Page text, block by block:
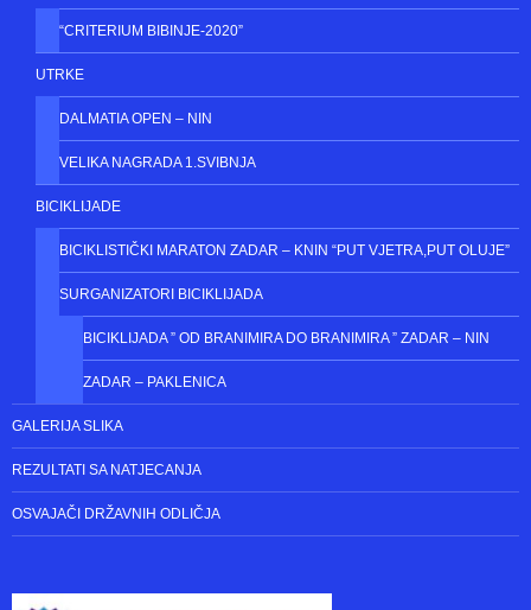
ŠKOLA BICIKLIZMA
ORGANIZIRAMO
SUORGANIZATORI UTRKA
“CRITERIUM BIBINJE-2020”
UTRKE
DALMATIA OPEN – NIN
VELIKA NAGRADA 1.SVIBNJA
BICIKLIJADE
BICIKLISTIČKI MARATON ZADAR – KNIN “PUT VJETRA,PUT OLUJE”
SURGANIZATORI BICIKLIJADA
BICIKLIJADA ” OD BRANIMIRA DO BRANIMIRA ” ZADAR – NIN
ZADAR – PAKLENICA
REZULTATI SA NATJECANJA